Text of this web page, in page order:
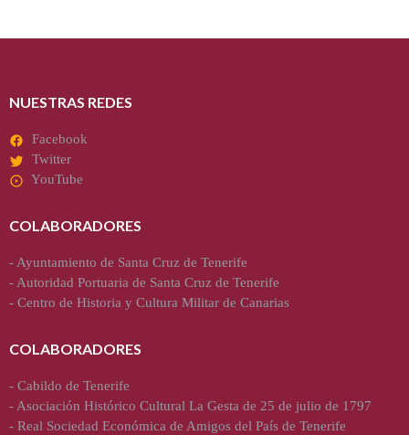
NUESTRAS REDES
Facebook
Twitter
YouTube
COLABORADORES
- Ayuntamiento de Santa Cruz de Tenerife
- Autoridad Portuaria de Santa Cruz de Tenerife
- Centro de Historia y Cultura Militar de Canarias
COLABORADORES
- Cabildo de Tenerife
- Asociación Histórico Cultural La Gesta de 25 de julio de 1797
- Real Sociedad Económica de Amigos del País de Tenerife